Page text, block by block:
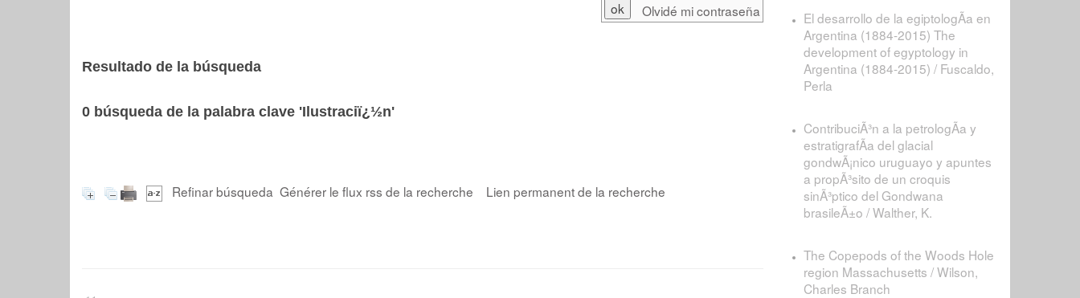
Resultado de la búsqueda
0 búsqueda de la palabra clave 'Ilustraciï¿½n'
Refinar búsqueda Générer le flux rss de la recherche Lien permanent de la recherche
Olvidé mi contraseña
El desarrollo de la egiptologÃ­a en
Argentina (1884-2015) The
development of egyptology in
Argentina (1884-2015) / Fuscaldo,
Perla
ContribuciÃ³n a la petrologÃ­a y
estratigrafÃ­a del glacial
gondwÃ¡nico uruguayo y apuntes
a propÃ³sito de un croquis
sinÃ³ptico del Gondwana
brasileÃ±o / Walther, K.
The Copepods of the Woods Hole
region Massachusetts / Wilson,
Charles Branch